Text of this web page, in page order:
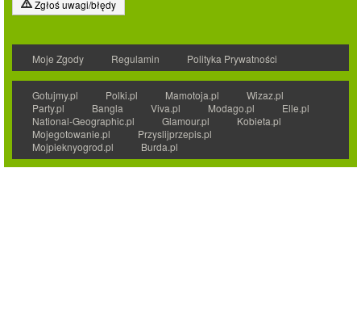
Zgłoś uwagi/błędy
Moje Zgody Regulamin Polityka Prywatności
Gotujmy.pl Polki.pl Mamotoja.pl
Wizaz.pl
Party.pl
Bangla Viva.pl Modago.pl
Elle.pl
National-Geographic.pl
Glamour.pl
Kobieta.pl
Mojegotowanie.pl
Przyslijprzepis.pl
Mojpieknyogrod.pl
Burda.pl